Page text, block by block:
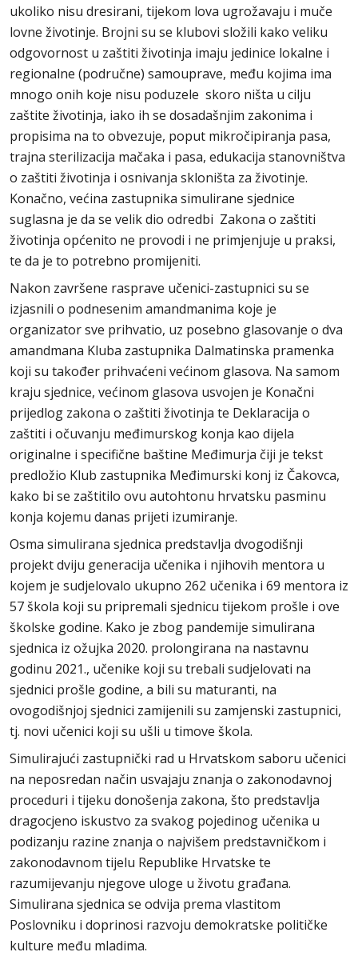
ukoliko nisu dresirani, tijekom lova ugrožavaju i muče
lovne životinje. Brojni su se klubovi složili kako veliku
odgovornost u zaštiti životinja imaju jedinice lokalne i
regionalne (područne) samouprave, među kojima ima
mnogo onih koje nisu poduzele skoro ništa u cilju
zaštite životinja, iako ih se dosadašnjim zakonima i
propisima na to obvezuje, poput mikročipiranja pasa,
trajna sterilizacija mačaka i pasa, edukacija stanovništva
o zaštiti životinja i osnivanja skloništa za životinje.
Konačno, većina zastupnika simulirane sjednice
suglasna je da se velik dio odredbi Zakona o zaštiti
životinja općenito ne provodi i ne primjenjuje u praksi,
te da je to potrebno promijeniti.
Nakon završene rasprave učenici-zastupnici su se
izjasnili o podnesenim amandmanima koje je
organizator sve prihvatio, uz posebno glasovanje o dva
amandmana Kluba zastupnika Dalmatinska pramenka
koji su također prihvaćeni većinom glasova. Na samom
kraju sjednice, većinom glasova usvojen je Konačni
prijedlog zakona o zaštiti životinja te Deklaracija o
zaštiti i očuvanju međimurskog konja kao dijela
originalne i specifične baštine Međimurja čiji je tekst
predložio Klub zastupnika Međimurski konj iz Čakovca,
kako bi se zaštitilo ovu autohtonu hrvatsku pasminu
konja kojemu danas prijeti izumiranje.
Osma simulirana sjednica predstavlja dvogodišnji
projekt dviju generacija učenika i njihovih mentora u
kojem je sudjelovalo ukupno 262 učenika i 69 mentora iz
57 škola koji su pripremali sjednicu tijekom prošle i ove
školske godine. Kako je zbog pandemije simulirana
sjednica iz ožujka 2020. prolongirana na nastavnu
godinu 2021., učenike koji su trebali sudjelovati na
sjednici prošle godine, a bili su maturanti, na
ovogodišnjoj sjednici zamijenili su zamjenski zastupnici,
tj. novi učenici koji su ušli u timove škola.
Simulirajući zastupnički rad u Hrvatskom saboru učenici
na neposredan način usvajaju znanja o zakonodavnoj
proceduri i tijeku donošenja zakona, što predstavlja
dragocjeno iskustvo za svakog pojedinog učenika u
podizanju razine znanja o najvišem predstavničkom i
zakonodavnom tijelu Republike Hrvatske te
razumijevanju njegove uloge u životu građana.
Simulirana sjednica se odvija prema vlastitom
Poslovniku i doprinosi razvoju demokratske političke
kulture među mladima.